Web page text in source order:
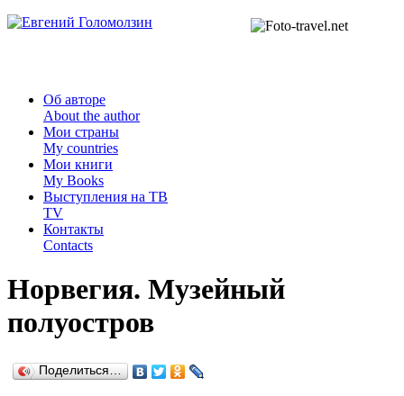
Об авторе
About the author
Мои страны
My countries
Мои книги
My Books
Выступления на ТВ
TV
Контакты
Contacts
Норвегия. Музейный
полуостров
Поделиться…